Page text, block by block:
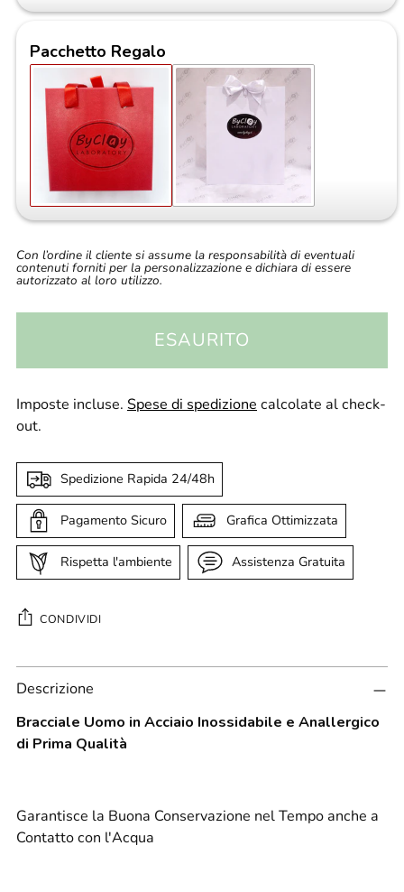
Pacchetto Regalo
Con l’ordine il cliente si assume la responsabilità di eventuali
contenuti forniti per la personalizzazione e dichiara di essere
autorizzato al loro utilizzo.
ESAURITO
Imposte incluse. Spese di spedizione calcolate al check-
out.
Spedizione Rapida 24/48h
Pagamento Sicuro Grafica Ottimizzata
Rispetta l'ambiente Assistenza Gratuita
CONDIVIDI
Aggiungere
un
prodotto
al
carrello...
Descrizione
Bracciale Uomo in Acciaio Inossidabile e Anallergico
di Prima Qualità
Garantisce la Buona Conservazione nel Tempo anche a
Contatto con l'Acqua